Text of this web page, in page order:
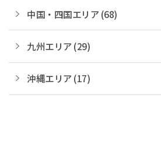
中国・四国エリア (68)
九州エリア (29)
沖縄エリア (17)